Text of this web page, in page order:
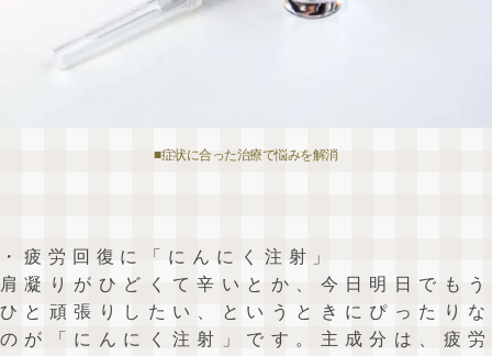
■症状に合った治療で悩みを解消
・疲労回復に「にんにく注射」
肩凝りがひどくて辛いとか、今日明日でもう
ひと頑張りしたい、というときにぴったりな
のが「にんにく注射」です。主成分は、疲労